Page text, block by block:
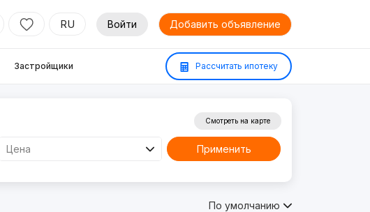
RU Войти Добавить объявление
Застройщики Рассчитать ипотеку
Цена
Смотреть на карте
Применить
По умолчанию